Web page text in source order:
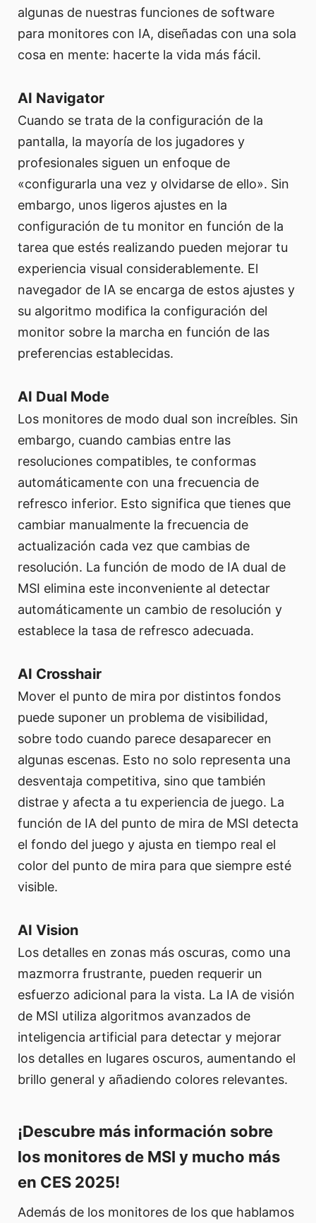
algunas de nuestras funciones de software
para monitores con IA, diseñadas con una sola
cosa en mente: hacerte la vida más fácil.
AI Navigator
Cuando se trata de la configuración de la
pantalla, la mayoría de los jugadores y
profesionales siguen un enfoque de
«configurarla una vez y olvidarse de ello». Sin
embargo, unos ligeros ajustes en la
configuración de tu monitor en función de la
tarea que estés realizando pueden mejorar tu
experiencia visual considerablemente. El
navegador de IA se encarga de estos ajustes y
su algoritmo modifica la configuración del
monitor sobre la marcha en función de las
preferencias establecidas.
AI Dual Mode
Los monitores de modo dual son increíbles. Sin
embargo, cuando cambias entre las
resoluciones compatibles, te conformas
automáticamente con una frecuencia de
refresco inferior. Esto significa que tienes que
cambiar manualmente la frecuencia de
actualización cada vez que cambias de
resolución. La función de modo de IA dual de
MSI elimina este inconveniente al detectar
automáticamente un cambio de resolución y
establece la tasa de refresco adecuada.
AI Crosshair
Mover el punto de mira por distintos fondos
puede suponer un problema de visibilidad,
sobre todo cuando parece desaparecer en
algunas escenas. Esto no solo representa una
desventaja competitiva, sino que también
distrae y afecta a tu experiencia de juego. La
función de IA del punto de mira de MSI detecta
el fondo del juego y ajusta en tiempo real el
color del punto de mira para que siempre esté
visible.
AI Vision
Los detalles en zonas más oscuras, como una
mazmorra frustrante, pueden requerir un
esfuerzo adicional para la vista. La IA de visión
de MSI utiliza algoritmos avanzados de
inteligencia artificial para detectar y mejorar
los detalles en lugares oscuros, aumentando el
brillo general y añadiendo colores relevantes.
¡Descubre más información sobre
los monitores de MSI y mucho más
en CES 2025!
Además de los monitores de los que hablamos